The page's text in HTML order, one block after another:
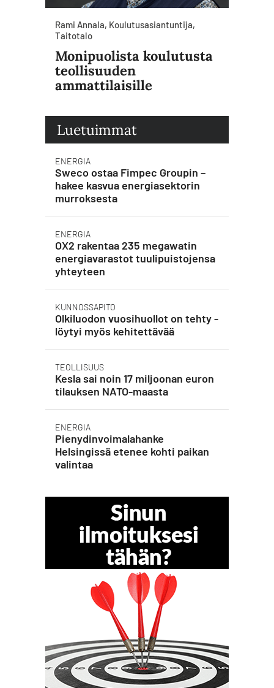
Rami Annala, Koulutusasiantuntija,
Taitotalo
Monipuolista koulutusta
teollisuuden
ammattilaisille
Luetuimmat
ENERGIA
Sweco ostaa Fimpec Groupin –
hakee kasvua energiasektorin
murroksesta
ENERGIA
OX2 rakentaa 235 megawatin
energiavarastot tuulipuistojensa
yhteyteen
KUNNOSSAPITO
Olkiluodon vuosihuollot on tehty -
löytyi myös kehitettävää
TEOLLISUUS
Kesla sai noin 17 miljoonan euron
tilauksen NATO-maasta
ENERGIA
Pienydinvoimalahanke
Helsingissä etenee kohti paikan
valintaa